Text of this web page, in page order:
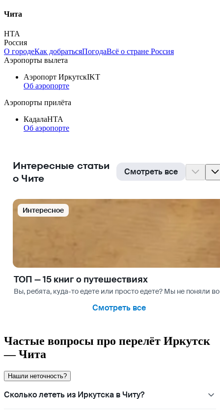
Чита
HTA
Россия
О городеКак добратьсяПогодаВсё о стране Россия
Аэропорты вылета
Аэропорт ИркутскIKT
Об аэропорте
Аэропорты прилёта
КадалаHTA
Об аэропорте
Интересные статьи
о Чите
Смотреть все
Интересное
ТОП — 15 книг о путешествиях
Вы, ребята, куда-то едете или просто едете? Мы не поняли
Смотреть все
Частые вопросы про перелёт Иркутск
— Чита
Нашли неточность?
Сколько лететь из Иркутска в Читу?